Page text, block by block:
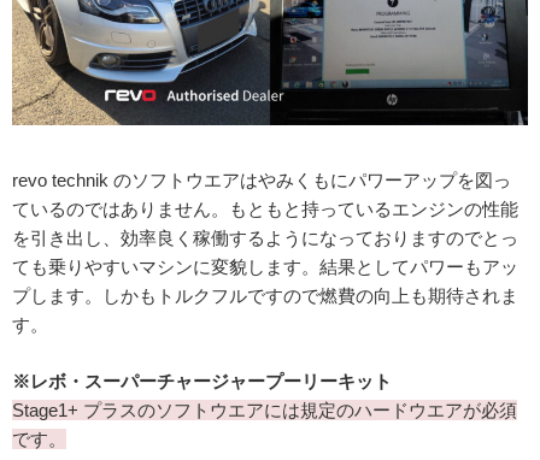
revo technik のソフトウエアはやみくもにパワーアップを図っ
ているのではありません。もともと持っているエンジンの性能
を引き出し、効率良く稼働するようになっておりますのでとっ
ても乗りやすいマシンに変貌します。結果としてパワーもアッ
プします。しかもトルクフルですので燃費の向上も期待されま
す。
※レボ・スーパーチャージャープーリーキット
Stage1+ プラスのソフトウエアには規定のハードウエアが必須
です。